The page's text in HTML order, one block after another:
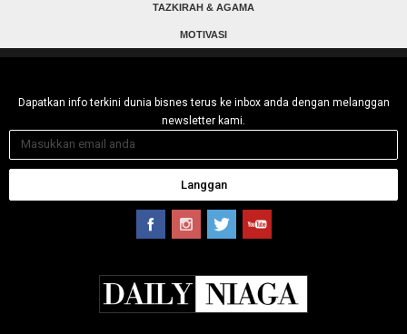
TAZKIRAH & AGAMA
MOTIVASI
Dapatkan info terkini dunia bisnes terus ke inbox anda dengan melanggan
newsletter kami.
Langgan